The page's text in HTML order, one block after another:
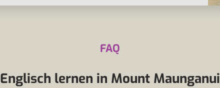
FAQ
Englisch lernen in Mount Maunganui